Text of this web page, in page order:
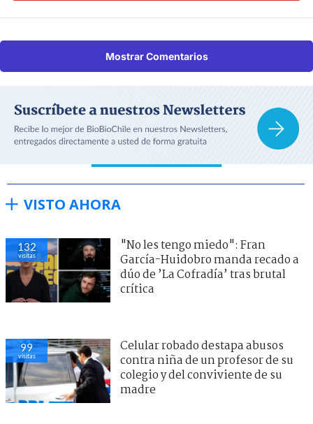
Mostrar Comentarios
VISTO AHORA
132
visitas
"No les tengo miedo": Fran
García-Huidobro manda recado a
dúo de ’La Cofradía’ tras brutal
crítica
99
visitas
Celular robado destapa abusos
contra niña de un profesor de su
colegio y del conviviente de su
madre